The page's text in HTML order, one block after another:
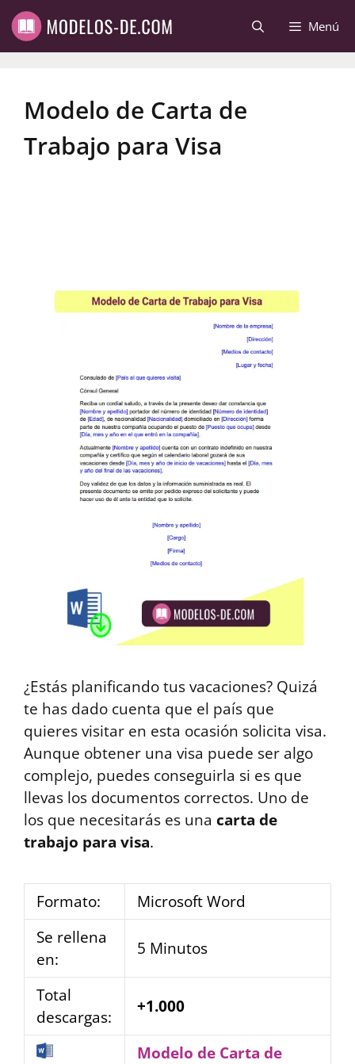
Saltar
al
contenido
Menú
Modelo de Carta de
Trabajo para Visa
¿Estás planificando tus vacaciones? Quizá
te has dado cuenta que el país que
quieres visitar en esta ocasión solicita visa.
Aunque obtener una visa puede ser algo
complejo, puedes conseguirla si es que
llevas los documentos correctos. Uno de
los que necesitarás es una carta de
trabajo para visa.
Formato:
Microsoft Word
Se rellena
en:
5 Minutos
Total
descargas:
+1.000
Modelo de Carta de